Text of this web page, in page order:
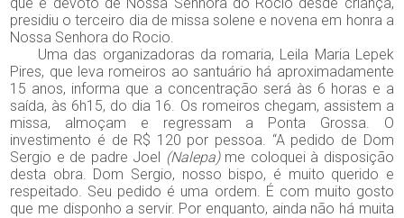
presidiu o terceiro dia de missa solene e novena em honra a
Nossa Senhora do Rocio.
Uma das organizadoras da romaria, Leila Maria Lepek
Pires, que leva romeiros ao santuário há aproximadamente
15 anos, informa que a concentração será às 6 horas e a
saída, às 6h15, do dia 16. Os romeiros chegam, assistem a
missa, almoçam e regressam a Ponta Grossa. O
investimento é de R$ 120 por pessoa. “A pedido de Dom
Sergio e de padre Joel (Nalepa) me coloquei à disposição
desta obra. Dom Sergio, nosso bispo, é muito querido e
respeitado. Seu pedido é uma ordem. É com muito gosto
que me disponho a servir. Por enquanto, ainda não há muita